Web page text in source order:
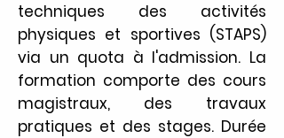
techniques des activités
physiques et sportives (STAPS)
via un quota à l'admission. La
formation comporte des cours
magistraux, des travaux
pratiques et des stages. Durée